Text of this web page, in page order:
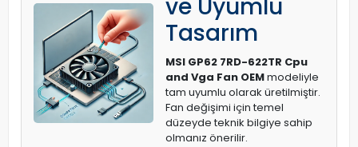
ve Uyumlu
Tasarım
MSI GP62 7RD-622TR Cpu
and Vga Fan OEMmodeliyle
tam uyumlu olarak üretilmiştir.
Fan değişimi için temel
düzeyde teknik bilgiye sahip
olmanız önerilir.